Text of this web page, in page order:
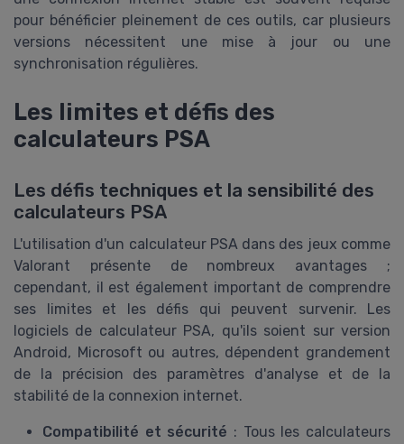
pour bénéficier pleinement de ces outils, car plusieurs
versions nécessitent une mise à jour ou une
synchronisation régulières.
Les limites et défis des
calculateurs PSA
Les défis techniques et la sensibilité des
calculateurs PSA
L'utilisation d'un calculateur PSA dans des jeux comme
Valorant présente de nombreux avantages ;
cependant, il est également important de comprendre
ses limites et les défis qui peuvent survenir. Les
logiciels de calculateur PSA, qu'ils soient sur version
Android, Microsoft ou autres, dépendent grandement
de la précision des paramètres d'analyse et de la
stabilité de la connexion internet.
Compatibilité et sécurité : Tous les calculateurs